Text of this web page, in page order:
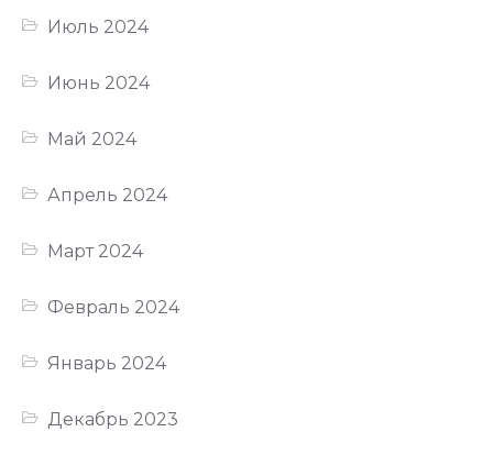
Июль 2024
Июнь 2024
Май 2024
Апрель 2024
Март 2024
Февраль 2024
Январь 2024
Декабрь 2023